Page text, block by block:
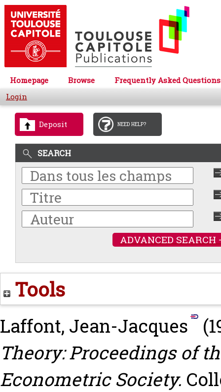
Homepage Browse
Frequently Asked Questions
Login
Deposit NEED HELP?
SEARCH
ADVANCED SEARCH
Tools
Laffont, Jean-Jacques
Theory: Proceedings of
Econometric Society.